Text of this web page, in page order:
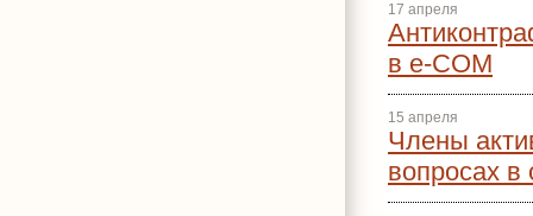
17 апреля
в e-COM
15 апреля
Члены
вопросах